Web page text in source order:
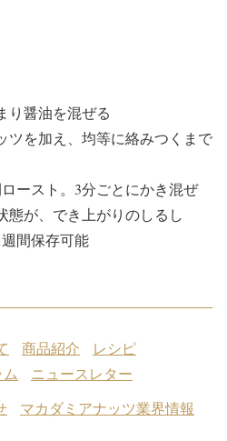
り醤油を混ぜる
ツを加え、均等に絡みつくまで
ースト。3分ごとにかき混ぜ
態が、でき上がりのしるし
間保存可能
商品紹介
レシピ
ム
ニュースレター
マカダミアナッツ業界情報